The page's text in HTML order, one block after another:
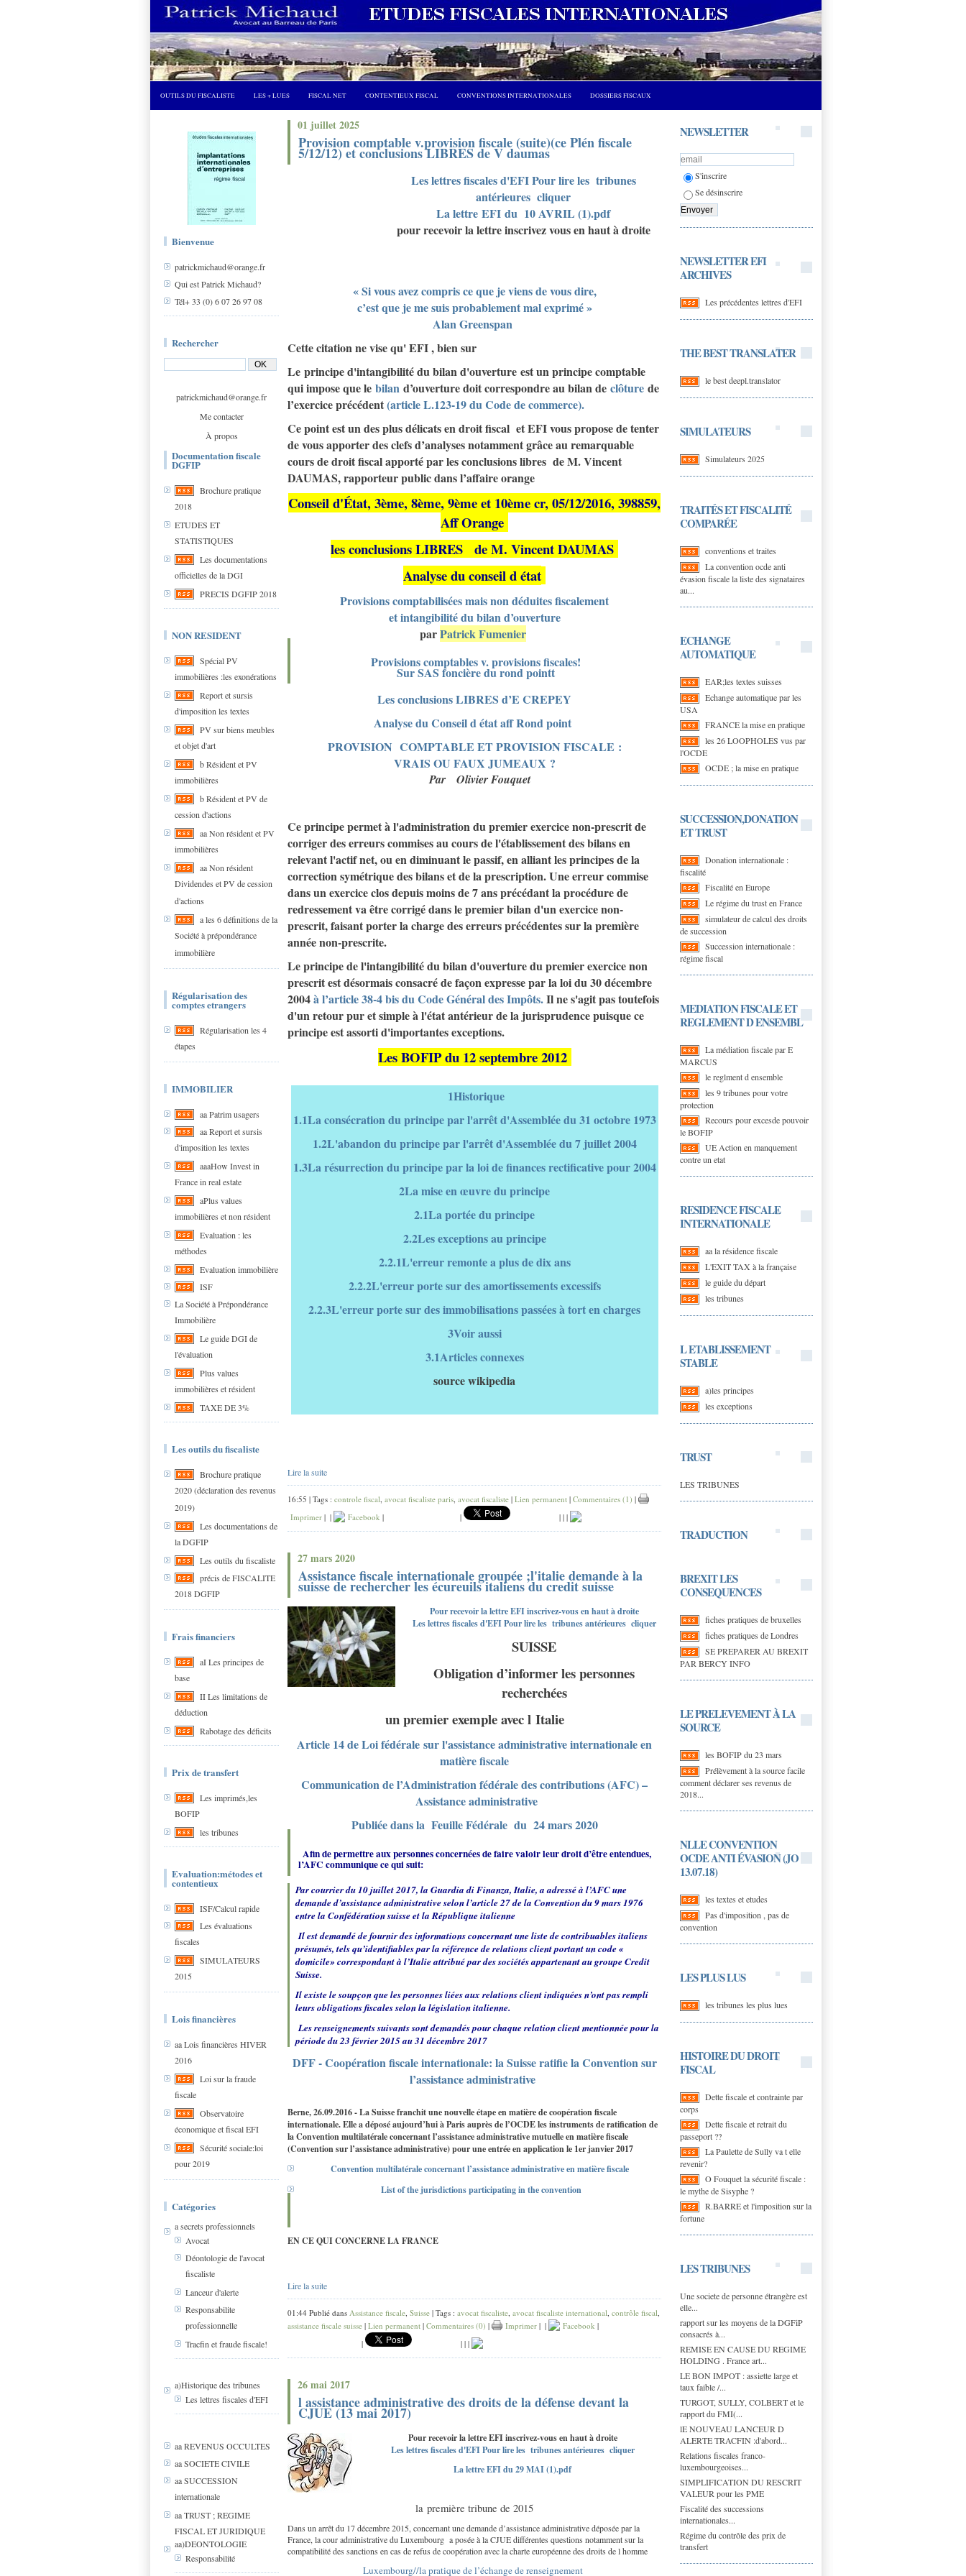
OUTILS DU FISCALISTE LES + LUES FISCAL NET CONTENTIEUX FISCAL CONVENTIONS INTERNATIONALES DOSSIERS FISCAUX
Bienvenue
patrickmichaud@orange.fr
Qui est Patrick Michaud?
Tél+ 33 (0) 6 07 26 97 08
Rechercher
patrickmichaud@orange.fr
Me contacter
À propos
Documentation fiscale
DGFIP
Brochure pratique
2018
ETUDES ET
STATISTIQUES
Les documentations
officielles de la DGI
PRECIS DGFIP 2018
NON RESIDENT
Spécial PV
immobilières :les exonérations
Report et sursis
d'imposition les textes
PV sur biens meubles
et objet d'art
b Résident et PV
immobilières
b Résident et PV de
cession d'actions
aa Non résident et PV
immobilières
aa Non résident
Dividendes et PV de cession
d'actions
a les 6 définitions de la
Société à prépondérance
immobilière
Régularisation des
comptes etrangers
Régularisation les 4
étapes
IMMOBILIER
aa Patrim usagers
aa Report et sursis
d'imposition les textes
aaaHow Invest in
France in real estate
aPlus values
immobilières et non résident
Evaluation : les
méthodes
Evaluation immobilière
ISF
La Société à Prépondérance
Immobilière
Le guide DGI de
l'évaluation
Plus values
immobilières et résident
TAXE DE 3%
Les outils du fiscaliste
Brochure pratique
2020 (déclaration des revenus
2019)
Les documentations de
la DGFIP
Les outils du fiscaliste
précis de FISCALITE
2018 DGFIP
Frais financiers
aI Les principes de
base
II Les limitations de
déduction
Rabotage des déficits
Prix de transfert
Les imprimés,les
BOFIP
les tribunes
Evaluation:métodes et
contentieux
ISF/Calcul rapide
Les évaluations
fiscales
SIMULATEURS
2015
Lois financières
aa Lois financières HIVER
2016
Loi sur la fraude
fiscale
Observatoire
économique et fiscal EFI
Sécurité sociale:loi
pour 2019
Catégories
a secrets professionnels
Avocat
Déontologie de l'avocat
fiscaliste
Lanceur d'alerte
Responsabilite
professionnelle
Tracfin et fraude fiscale!
a)Historique des tribunes
Les lettres fiscales d'EFI
aa REVENUS OCCULTES
aa SOCIETE CIVILE
aa SUCCESSION
internationale
aa TRUST ; REGIME
FISCAL ET JURIDIQUE
aa)DEONTOLOGIE
Responsabilité
NEWSLETTER
S'inscrire
Se désinscrire
NEWSLETTER EFI
ARCHIVES
Les précédentes lettres d'EFI
THE BEST TRANSLATER
le best deepl.translator
SIMULATEURS
Simulateurs 2025
TRAITÉS ET FISCALITÉ
COMPARÉE
conventions et traites
La convention ocde anti
évasion fiscale la liste des signataires
au...
ECHANGE
AUTOMATIQUE
EAR;les textes suisses
Echange automatique par les
USA
FRANCE la mise en pratique
les 26 LOOPHOLES vus par
l'OCDE
OCDE ; la mise en pratique
SUCCESSION,DONATION
ET TRUST
Donation internationale :
fiscalité
Fiscalité en Europe
Le régime du trust en France
simulateur de calcul des droits
de succession
Succession internationale :
régime fiscal
MEDIATION FISCALE ET
REGLEMENT D ENSEMBL
La médiation fiscale par E
MARCUS
le reglment d ensemble
les 9 tribunes pour votre
protection
Recours pour excesde pouvoir
le BOFIP
UE Action en manquement
contre un etat
RESIDENCE FISCALE
INTERNATIONALE
aa la résidence fiscale
L'EXIT TAX à la française
le guide du départ
les tribunes
L ETABLISSEMENT
STABLE
a)les principes
les exceptions
TRUST
LES TRIBUNES
TRADUCTION
BREXIT LES
CONSEQUENCES
fiches pratiques de bruxelles
fiches pratiques de Londres
SE PREPARER AU BREXIT
PAR BERCY INFO
LE PRELEVEMENT À LA
SOURCE
les BOFIP du 23 mars
Prélèvement à la source facile
comment déclarer ses revenus de
2018...
NLLE CONVENTION
OCDE ANTI ÉVASION (JO
13.07.18)
les textes et etudes
Pas d'imposition , pas de
convention
LES PLUS LUS
les tribunes les plus lues
HISTOIRE DU DROIT
FISCAL
Dette fiscale et contrainte par
corps
Dette fiscale et retrait du
passeport ??
La Paulette de Sully va t elle
revenir?
O Fouquet la sécurité fiscale :
le mythe de Sisyphe ?
R.BARRE et l'imposition sur la
fortune
LES TRIBUNES
Une societe de personne étrangère est
elle...
rapport sur les moyens de la DGFiP
consacrés à...
REMISE EN CAUSE DU REGIME
HOLDING . France art...
LE BON IMPOT : assiette large et
taux faible /...
TURGOT, SULLY, COLBERT et le
rapport du FMI(...
lE NOUVEAU LANCEUR D
ALERTE TRACFIN :d'abord...
Relations fiscales franco-
luxembourgeoises...
SIMPLIFICATION DU RESCRIT
VALEUR pour les PME
Fiscalité des successions
internationales...
Régime du contrôle des prix de
transfert
01 juillet 2025
Provision comptable v.provision fiscale (suite)(ce Plén fiscale
5/12/12) et conclusions LIBRES de V daumas
Les lettres fiscales d'EFI Pour lire les tribunes
antérieures cliquer
La lettre EFI du 10 AVRIL (1).pdf
pour recevoir la lettre inscrivez vous en haut à droite
« Si vous avez compris ce que je viens de vous dire,
c’est que je me suis probablement mal exprimé »
Alan Greenspan
Cette citation ne vise qu' EFI , bien sur
Le principe d'intangibilité du bilan d'ouverture est un principe comptable
qui impose que le bilan d’ouverture doit correspondre au bilan de clôture de
l’exercice précédent(article L.123-19 du Code de commerce).
Ce point est un des plus délicats en droit fiscal et EFI vous propose de tenter
de vous apporter des clefs d’analyses notamment grâce au remarquable
cours de droit fiscal apporté par les conclusions libres de M. Vincent
DAUMAS, rapporteur public dans l’affaire orange
Conseil d'État, 3ème, 8ème, 9ème et 10ème cr, 05/12/2016, 398859,
Aff Orange
les conclusions LIBRES de M. Vincent DAUMAS
Analyse du conseil d état
Provisions comptabilisées mais non déduites fiscalement
et intangibilité du bilan d’ouverture
parPatrick Fumenier
Provisions comptables v. provisions fiscales!
Sur SAS foncière du rond pointt
Les conclusions LIBRES d’E CREPEY
Analyse du Conseil d état aff Rond point
PROVISION COMPTABLE ET PROVISION FISCALE :
VRAIS OU FAUX JUMEAUX ?
Par Olivier Fouquet
Ce principe permet à l'administration du premier exercice non-prescrit de
corriger des erreurs commises au cours de l'établissement des bilans en
relevant l'actif net, ou en diminuant le passif, en alliant les principes de la
correction symétrique des bilans et de la prescription. Une erreur commise
dans un exercice clos depuis moins de 7 ans précédant la procédure de
redressement va être corrigé dans le premier bilan d'un exercice non-
prescrit, faisant porter la charge des erreurs précédentes sur la première
année non-prescrite.
Le principe de l'intangibilité du bilan d'ouverture du premier exercice non
prescrit est désormais consacré de façon expresse par la loi du 30 décembre
2004à l’article 38-4 bis du Code Général des Impôts.Il ne s'agit pas toutefois
d'un retour pur et simple à l'état antérieur de la jurisprudence puisque ce
principe est assorti d'importantes exceptions.
Les BOFIP du 12 septembre 2012
1Historique
1.1La consécration du principe par l'arrêt d'Assemblée du 31 octobre 1973
1.2L'abandon du principe par l'arrêt d'Assemblée du 7 juillet 2004
1.3La résurrection du principe par la loi de finances rectificative pour 2004
2La mise en œuvre du principe
2.1La portée du principe
2.2Les exceptions au principe
2.2.1L'erreur remonte a plus de dix ans
2.2.2L'erreur porte sur des amortissements excessifs
2.2.3L'erreur porte sur des immobilisations passées à tort en charges
3Voir aussi
3.1Articles connexes
source wikipedia
Lire la suite
16:55 | Tags : controle fiscal, avocat fiscaliste paris, avocat fiscaliste | Lien permanent | Commentaires (1) |
Imprimer | | Facebook | | | | |
27 mars 2020
Assistance fiscale internationale groupée ;l'italie demande à la
suisse de rechercher les écureuils italiens du credit suisse
Pour recevoir la lettre EFI inscrivez-vous en haut à droite
Les lettres fiscales d'EFI Pour lire les tribunes antérieures cliquer
SUISSE
Obligation d’informer les personnes
recherchées
un premier exemple avec l Italie
Article 14 de Loi fédérale sur l'assistance administrative internationale en
matière fiscale
Communication de l’Administration fédérale des contributions (AFC) –
Assistance administrative
Publiée dans la Feuille Fédérale du 24 mars 2020
Afin de permettre aux personnes concernées de faire valoir leur droit d’être entendues,
l’AFC communique ce qui suit:
Par courrier du 10 juillet 2017, la Guardia di Finanza, Italie, a adressé à l’AFC une
demande d’assistance administrative selon l’article 27 de la Convention du 9 mars 1976
entre la Confédération suisse et la République italienne
Il est demandé de fournir des informations concernant une liste de contribuables italiens
présumés, tels qu’identifiables par la référence de relations client portant un code «
domicile» correspondant à l’Italie attribué par des sociétés appartenant au groupe Credit
Suisse.
Il existe le soupçon que les personnes liées aux relations client indiquées n’ont pas rempli
leurs obligations fiscales selon la législation italienne.
Les renseignements suivants sont demandés pour chaque relation client mentionnée pour la
période du 23 février 2015 au 31 décembre 2017
DFF - Coopération fiscale internationale: la Suisse ratifie la Convention sur
l’assistance administrative
Berne, 26.09.2016 - La Suisse franchit une nouvelle étape en matière de coopération fiscale
internationale. Elle a déposé aujourd’hui à Paris auprès de l’OCDE les instruments de ratification de
la Convention multilatérale concernant l’assistance administrative mutuelle en matière fiscale
(Convention sur l’assistance administrative) pour une entrée en application le 1er janvier 2017
Convention multilatérale concernant l’assistance administrative en matière fiscale
List of the jurisdictions participating in the convention
EN CE QUI CONCERNE LA FRANCE
Lire la suite
01:44 Publié dans Assistance fiscale, Suisse | Tags : avocat fiscaliste, avocat fiscaliste international, contrôle fiscal,
assistance fiscale suisse | Lien permanent | Commentaires (0) | Imprimer | | Facebook |
|
| | |
26 mai 2017
l assistance administrative des droits de la défense devant la
CJUE (13 mai 2017)
Pour recevoir la lettre EFI inscrivez-vous en haut à droite
Les lettres fiscales d'EFI Pour lire les tribunes antérieures cliquer
La lettre EFI du 29 MAI (1).pdf
la première tribune de 2015
Dans un arrêt du 17 décembre 2015, concernant une demande d’assistance administrative déposée par la
France, la cour administrative du Luxembourg a posée à la CJUE différentes questions notamment sur la
compatibilité des sanctions en cas de refus de coopération avec la charte européenne des droits de l homme
Luxembourg//la pratique de l’échange de renseignement